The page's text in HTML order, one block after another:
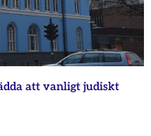
att vanligt judiskt